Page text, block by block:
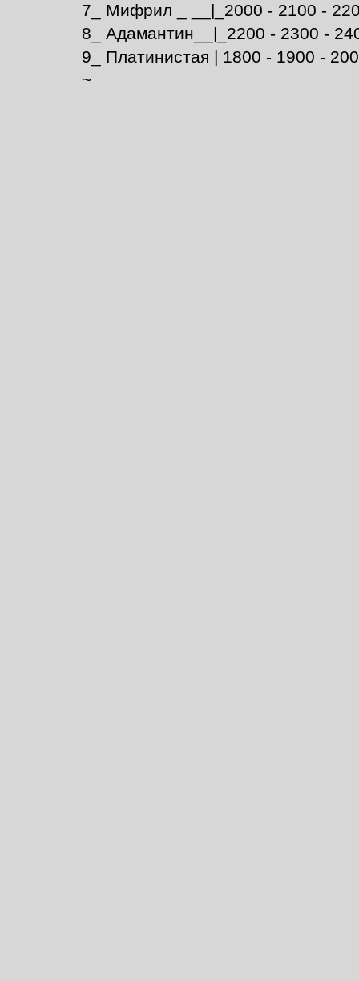
7_ Мифрил _ __|_2000 - 2100 -
8_ Адамантин__|_2200 - 2300 -
9_ Платинистая | 1800 - 1900 -
~